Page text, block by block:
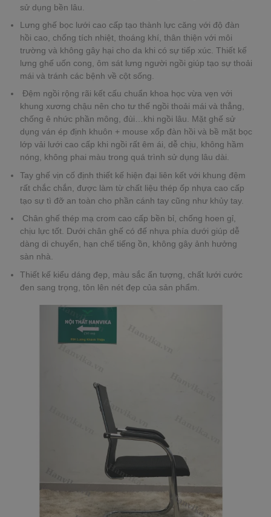
sử dụng bền lâu.
Lưng ghế bọc lưới cao cấp tạo thành lực căng với độ đàn
hồi cao, chống tích nhiệt, thoáng khí, thân thiện với môi
trường và không gây hại cho da khi có sự tiếp xúc. Thiết kế
lưng ghế uốn cong, ôm sát lưng người ngồi giúp tạo sự thoải
mái và tránh các bệnh về cột sống.
Đệm ngồi rộng rãi kết cấu chuẩn khoa học vừa vẹn với
khung xương chậu nên cho tư thế ngồi thoải mái và thẳng,
chống ê nhức phần mông, đùi…khi ngồi lâu. Mặt ghế sử
dụng ván ép định khuôn + mouse xốp đàn hồi và bề mặt bọc
lớp vải lưới cao cấp khi ngồi rất êm ái, dễ chịu, không hầm
nóng, không phai màu trong quá trình sử dụng lâu dài.
Tay ghế vịn cố định thiết kế hiện đại liên kết với khung đệm
rất chắc chắn, được làm từ chất liệu thép ốp nhựa cao cấp
tạo sự tì đỡ an toàn cho phần cánh tay cũng như khủy tay.
Chân ghế thép mạ crom cao cấp bền bỉ, chống hoen gỉ,
chịu lực tốt. Dưới chân ghế có đế nhựa phía dưới giúp dễ
dàng di chuyển, hạn chế tiếng ồn, không gây ảnh hưởng
sàn nhà.
Thiết kế kiểu dáng đẹp, màu sắc ấn tượng, chất lưới cước
đen sang trọng, tôn lên nét đẹp của sản phẩm.